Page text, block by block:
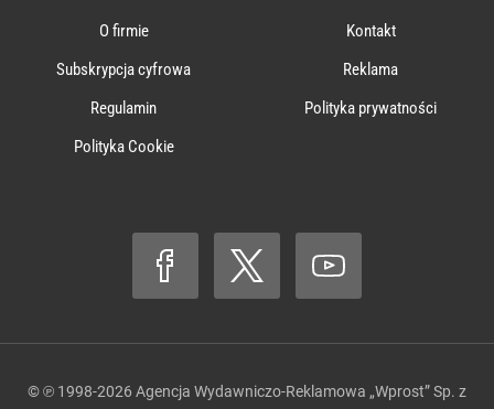
O firmie
Kontakt
Subskrypcja cyfrowa
Reklama
Regulamin
Polityka prywatności
Polityka Cookie
© ℗ 1998-2026 Agencja Wydawniczo-Reklamowa „Wprost” Sp. z